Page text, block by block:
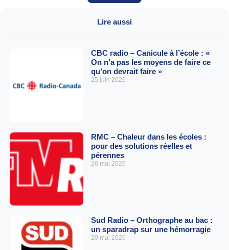
Lire aussi
CBC radio – Canicule à l’école : «
On n’a pas les moyens de faire ce
qu’on devrait faire »
25 juin 2026
RMC – Chaleur dans les écoles :
pour des solutions réelles et
pérennes
26 mai 2026
Sud Radio – Orthographe au bac :
un sparadrap sur une hémorragie
20 mai 2026